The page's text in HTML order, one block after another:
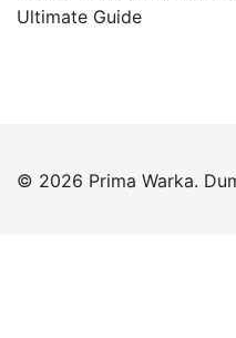
Ultimate Guide
© 2026 Prima Warka.